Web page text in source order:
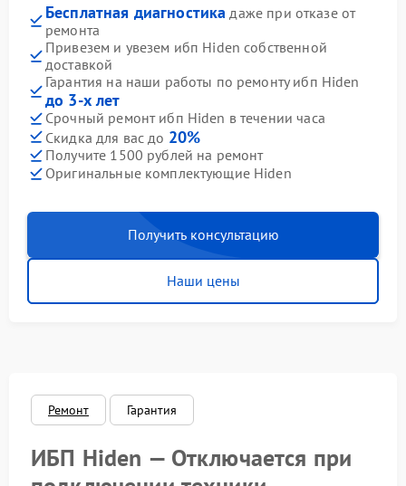
Бесплатная диагностика даже при отказе от
ремонта
Привезем и увезем ибп Hiden собственной
доставкой
Гарантия на наши работы по ремонту ибп Hiden
до 3-х лет
Срочный ремонт ибп Hiden в течении часа
Скидка для вас до 20%
Получите 1500 рублей на ремонт
Оригинальные комплектующие Hiden
Получить консультацию
Наши цены
Ремонт Гарантия
ИБП Hiden — Отключается при